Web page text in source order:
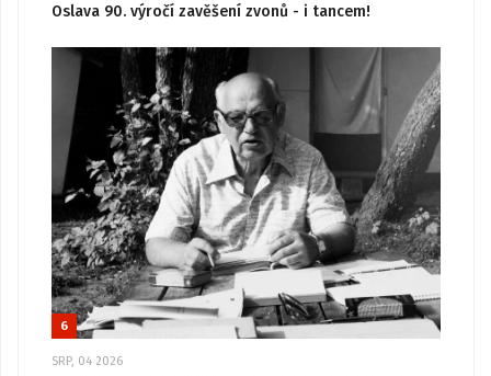
Oslava 90. výročí zavěšení zvonů - i tancem!
6
SRP, 04 2026